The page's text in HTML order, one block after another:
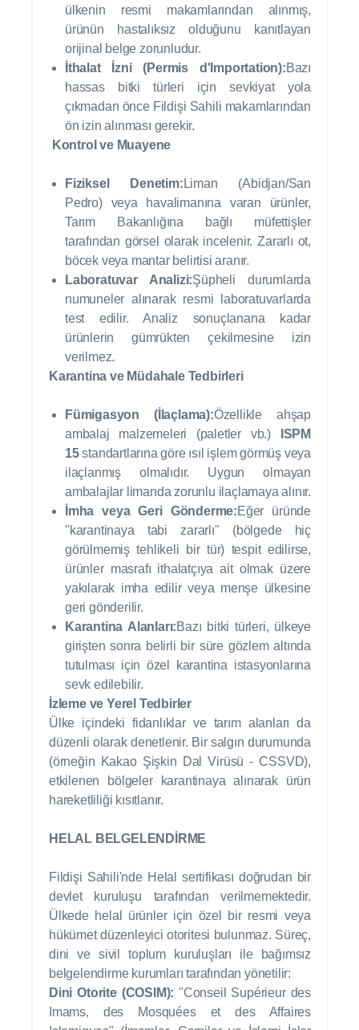
ülkenin resmi makamlarından alınmış,
ürünün hastalıksız olduğunu kanıtlayan
orijinal belge zorunludur.
İthalat İzni (Permis d'Importation):Bazı
hassas bitki türleri için sevkiyat yola
çıkmadan önce Fildişi Sahili makamlarından
ön izin alınması gerekir.
Kontrol ve Muayene
Fiziksel Denetim: Liman (Abidjan/San
Pedro) veya havalimanına varan ürünler,
Tarım Bakanlığına bağlı müfettişler
tarafından görsel olarak incelenir. Zararlı ot,
böcek veya mantar belirtisi aranır.
Laboratuvar Analizi:Şüpheli durumlarda
numuneler alınarak resmi laboratuvarlarda
test edilir. Analiz sonuçlanana kadar
ürünlerin gümrükten çekilmesine izin
verilmez.
Karantina ve Müdahale Tedbirleri
Fümigasyon (İlaçlama):Özellikle ahşap
ambalaj malzemeleri (paletler vb.)
ISPM
15standartlarına göre ısıl işlem görmüş veya
ilaçlanmış olmalıdır. Uygun olmayan
ambalajlar limanda zorunlu ilaçlamaya alınır.
İmha veya Geri Gönderme:Eğer üründe
"karantinaya tabi zararlı" (bölgede hiç
görülmemiş tehlikeli bir tür) tespit edilirse,
ürünler masrafı ithalatçıya ait olmak üzere
yakılarak imha edilir veya menşe ülkesine
geri gönderilir.
Karantina Alanları:Bazı bitki türleri, ülkeye
girişten sonra belirli bir süre gözlem altında
tutulması için özel karantina istasyonlarına
sevk edilebilir.
İzleme ve Yerel Tedbirler
Ülke içindeki fidanlıklar ve tarım alanları da
düzenli olarak denetlenir. Bir salgın durumunda
(örneğin Kakao Şişkin Dal Virüsü - CSSVD),
etkilenen bölgeler karantinaya alınarak ürün
hareketliliği kısıtlanır.
HELAL BELGELENDİRME
Fildişi Sahili'nde Helal sertifikası doğrudan bir
devlet kuruluşu tarafından verilmemektedir.
Ülkede helal ürünler için özel bir resmi veya
hükümet düzenleyici otoritesi bulunmaz. Süreç,
dini ve sivil toplum kuruluşları ile bağımsız
belgelendirme kurumları tarafından yönetilir:
Dini Otorite (COSIM): "Conseil Supérieur des
Imams, des Mosquées et des Affaires